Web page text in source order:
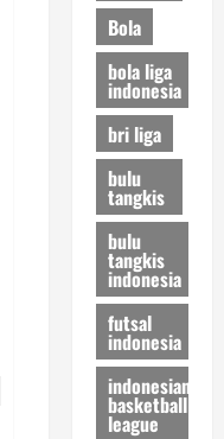
Bola
bola liga
indonesia
bri liga
bulu
tangkis
bulu
tangkis
indonesia
futsal
indonesia
indonesian
basketball
league